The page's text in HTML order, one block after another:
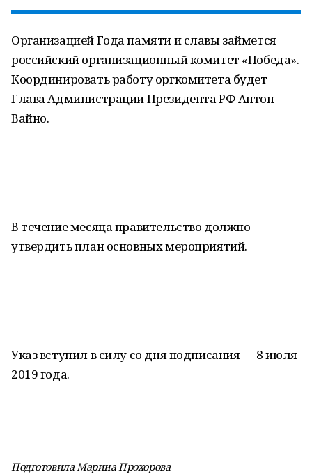
Организацией Года памяти и славы займется
российский организационный комитет «Победа».
Координировать работу оргкомитета будет
Глава Администрации Президента РФ Антон
Вайно.
В течение месяца правительство должно
утвердить план основных мероприятий.
Указ вступил в силу со дня подписания — 8 июля
2019 года.
Подготовила Марина Прохорова